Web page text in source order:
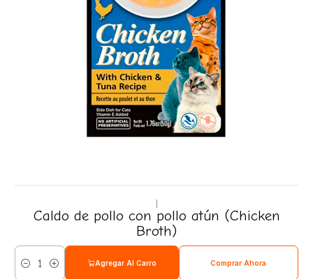
Caldo de pollo con pollo atún (Chicken
Broth)
Cantidad
Agregar Al Carro Comprar Ahora